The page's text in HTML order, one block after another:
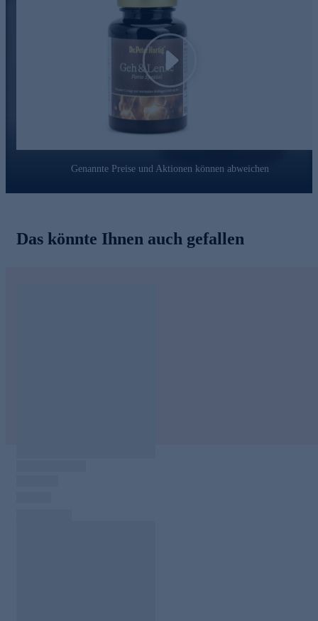
Seit knapp 40 Jahren steht der Name Dr. Peter Hartig® für die
Erforschung von Mikroalgen und die Entwicklung von
Nahrungsergänzungsmitteln. Seine Inspiration und Motivation
findet er in der Natur selbst – dem Wasser und den Pflanzen.
Gemeinsam mit seinem Wissenschaftsteam lässt er altes Wissen
und moderne Forschung harmonisch zusammenfließen. Diese
Erfahrung stellt er stets in den Dienst von sich und seinen
Jetzt online bestellen.
sich bei Interesse bitte an unsere gebührenfreie Bestell-Hotline
Play
Genannte Preise und Aktionen können abweichen
Das könnte Ihnen auch gefallen